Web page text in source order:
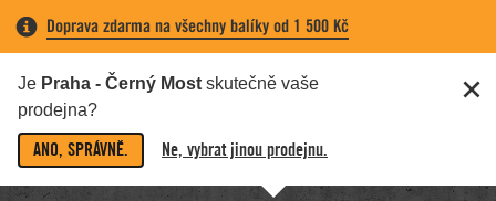
Doprava zdarma na všechny balíky od 1 500 Kč
Je Praha - Černý Most skutečně vaše
prodejna?
ANO, SPRÁVNĚ. Ne, vybrat jinou prodejnu.